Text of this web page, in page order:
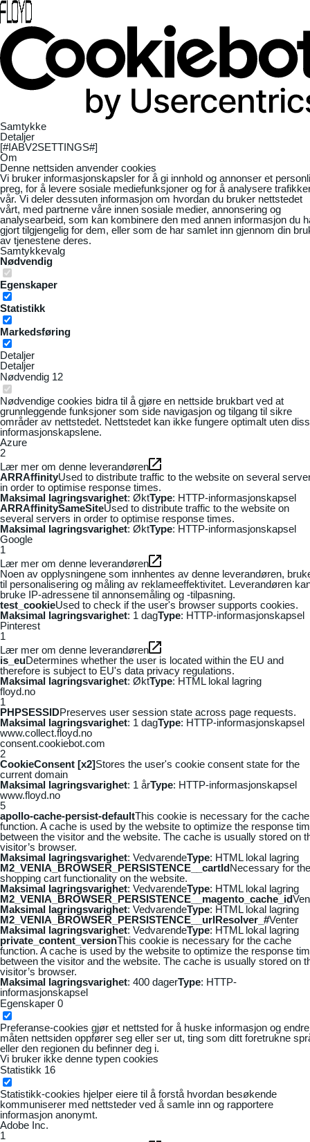
Samtykke
Detaljer
[#IABV2SETTINGS#]
Om
Denne nettsiden anvender cookies
Vi bruker informasjonskapsler for å gi innhold og annonser et
preg, for å levere sosiale mediefunksjoner og for å analysere
vår. Vi deler dessuten informasjon om hvordan du bruker nettstedet
vårt, med partnerne våre innen sosiale medier, annonsering og
analysearbeid, som kan kombinere den med annen informasjon du
gjort tilgjengelig for dem, eller som de har samlet inn gjennom din
av tjenestene deres.
Samtykkevalg
Nødvendig
Egenskaper
Statistikk
Markedsføring
Detaljer
Detaljer
Nødvendig 12
Nødvendige cookies bidra til å gjøre en nettside brukbart ved at
grunnleggende funksjoner som side navigasjon og tilgang til sikre
områder av nettstedet. Nettstedet kan ikke fungere optimalt uten
informasjonskapslene.
Azure
2
Lær mer om denne leverandøren
ARRAffinityUsed to distribute traffic to the website on several
in order to optimise response times.
Maksimal lagringsvarighet: ØktType: HTTP-informasjonskapsel
ARRAffinitySameSiteUsed to distribute traffic to the website on
several servers in order to optimise response times.
Maksimal lagringsvarighet: ØktType: HTTP-informasjonskapsel
Google
1
Lær mer om denne leverandøren
Noen av opplysningene som innhentes av denne leverandøren,
til personalisering og måling av reklameeffektivitet. Leverandøren
bruke IP-adressene til annonsemåling og -tilpasning.
test_cookieUsed to check if the user's browser supports cookies.
Maksimal lagringsvarighet: 1 dagType: HTTP-informasjonskapsel
Pinterest
1
Lær mer om denne leverandøren
is_euDetermines whether the user is located within the EU and
therefore is subject to EU's data privacy regulations.
Maksimal lagringsvarighet: ØktType: HTML lokal lagring
floyd.no
1
PHPSESSIDPreserves user session state across page requests.
Maksimal lagringsvarighet: 1 dagType: HTTP-informasjonskapsel
www.collect.floyd.no
consent.cookiebot.com
2
CookieConsent [x2]Stores the user's cookie consent state for the
current domain
Maksimal lagringsvarighet: 1 årType: HTTP-informasjonskapsel
www.floyd.no
5
apollo-cache-persist-defaultThis cookie is necessary for the cache
function. A cache is used by the website to optimize the response
between the visitor and the website. The cache is usually stored on
visitor’s browser.
Maksimal lagringsvarighet: VedvarendeType: HTML lokal lagring
M2_VENIA_BROWSER_PERSISTENCE__cartIdNecessary for the
shopping cart functionality on the website.
Maksimal lagringsvarighet: VedvarendeType: HTML lokal lagring
M2_VENIA_BROWSER_PERSISTENCE__magento_cache_id
Maksimal lagringsvarighet: VedvarendeType: HTML lokal lagring
M2_VENIA_BROWSER_PERSISTENCE__urlResolver_#Venter
Maksimal lagringsvarighet: VedvarendeType: HTML lokal lagring
private_content_versionThis cookie is necessary for the cache
function. A cache is used by the website to optimize the response
between the visitor and the website. The cache is usually stored on
visitor’s browser.
Maksimal lagringsvarighet: 400 dagerType: HTTP-
informasjonskapsel
Egenskaper 0
Preferanse-cookies gjør et nettsted for å huske informasjon og
måten nettsiden oppfører seg eller ser ut, ting som ditt foretrukne
eller den regionen du befinner deg i.
Vi bruker ikke denne typen cookies
Statistikk 16
Statistikk-cookies hjelper eiere til å forstå hvordan besøkende
kommuniserer med nettsteder ved å samle inn og rapportere
informasjon anonymt.
Adobe Inc.
1